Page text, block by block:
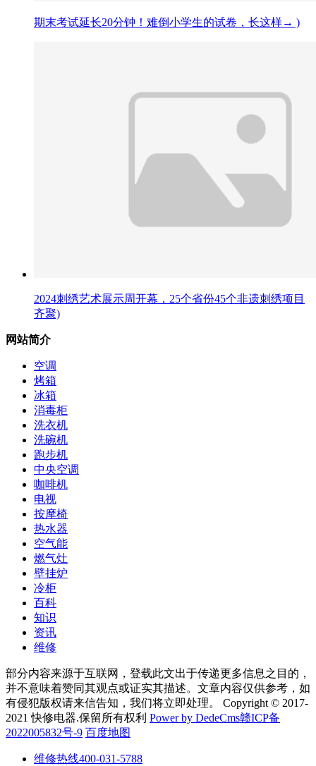
期末考试延长20分钟！难倒小学生的试卷，长这样→ )
2024刺绣艺术展示周开幕，25个省份45个非遗刺绣项目
齐聚)
网站简介
空调
烤箱
冰箱
消毒柜
洗衣机
洗碗机
跑步机
中央空调
咖啡机
电视
按摩椅
热水器
空气能
燃气灶
壁挂炉
冷柜
百科
知识
资讯
维修
部分内容来源于互联网，登载此文出于传递更多信息之目的，
并不意味着赞同其观点或证实其描述。文章内容仅供参考，如
有侵犯版权请来信告知，我们将立即处理。 Copyright © 2017-
2021 快修电器.保留所有权利 Power by DedeCms赣ICP备
2022005832号-9 百度地图
维修热线400-031-5788